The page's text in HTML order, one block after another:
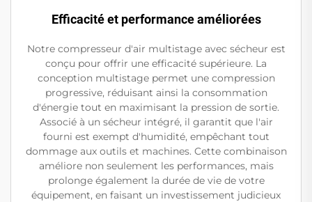
Efficacité et performance améliorées
Notre compresseur d'air multistage avec sécheur est
conçu pour offrir une efficacité supérieure. La
conception multistage permet une compression
progressive, réduisant ainsi la consommation
d'énergie tout en maximisant la pression de sortie.
Associé à un sécheur intégré, il garantit que l'air
fourni est exempt d'humidité, empêchant tout
dommage aux outils et machines. Cette combinaison
améliore non seulement les performances, mais
prolonge également la durée de vie de votre
équipement, en faisant un investissement judicieux